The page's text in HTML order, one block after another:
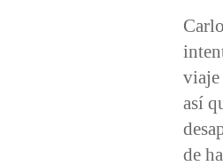
viaje
así
de